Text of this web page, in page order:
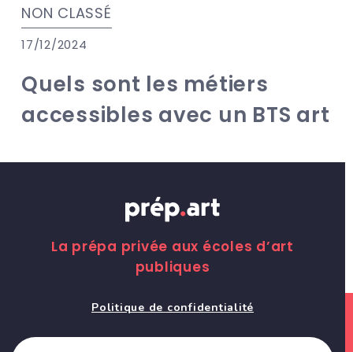
NON CLASSÉ
17/12/2024
Quels sont les métiers
accessibles avec un BTS art
La prépa privée aux écoles d’art
publiques
Politique de confidentialité